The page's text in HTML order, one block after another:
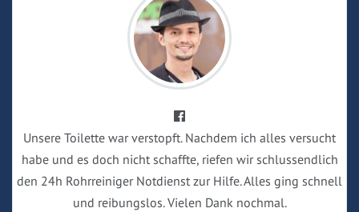
Unsere Toilette war verstopft. Nachdem ich alles versucht
habe und es doch nicht schaffte, riefen wir schlussendlich
den 24h Rohrreiniger Notdienst zur Hilfe. Alles ging schnell
und reibungslos. Vielen Dank nochmal.